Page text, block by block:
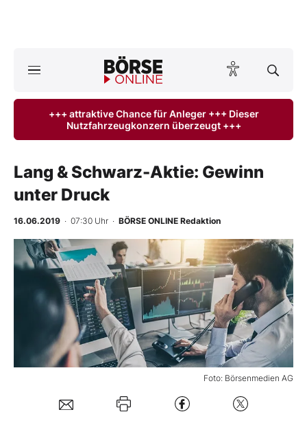
ktuelle Ausgabe BÖRSE ONLINE lesen
Finanz-Check
BO-Musterdepots
Experten
Mein B:O
+++ attraktive Chance für Anleger +++ Dieser
Nutzfahrzeugkonzern überzeugt +++
Lang & Schwarz-Aktie: Gewinn
unter Druck
16.06.2019 · 07:30 Uhr · BÖRSE ONLINE Redaktion
Foto: Börsenmedien AG
- %